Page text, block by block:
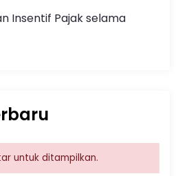
Insentif Pajak selama
untuk ditampilkan.